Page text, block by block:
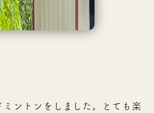
ントンをしました。とても楽